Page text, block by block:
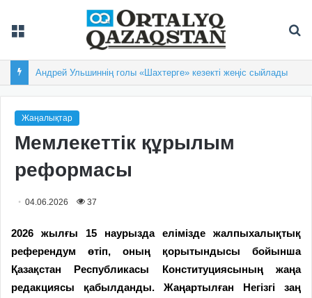
Андрей Ульшиннің голы «Шахтерге» кезекті жеңіс сыйлады
Жаңалықтар
Мемлекеттік құрылым
реформасы
04.06.2026 37
2026 жылғы 15 наурызда елімізде жалпыхалықтық
референдум өтіп, оның қорытындысы бойынша
Қазақстан Республикасы Конс­ти­туциясының жаңа
редакциясы қабылданды. Жаңартылған Негізгі заң